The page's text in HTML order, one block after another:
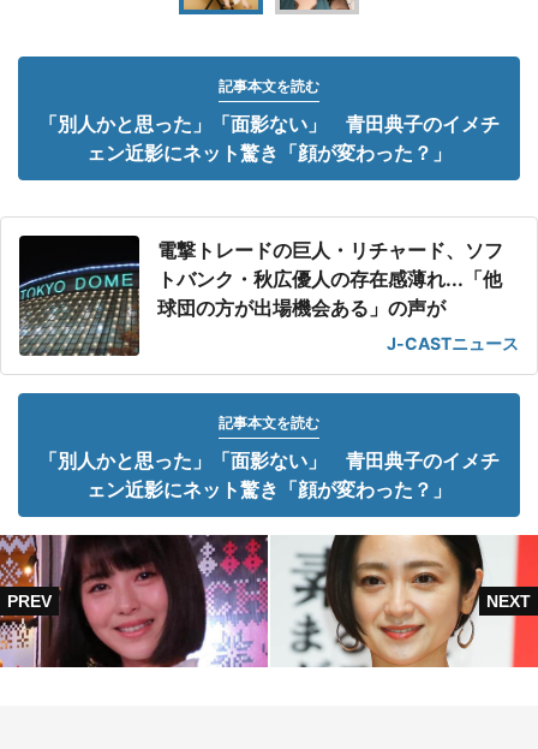
記事本文を読む
「別人かと思った」「面影ない」 青田典子のイメチ
ェン近影にネット驚き「顔が変わった？」
電撃トレードの巨人・リチャード、ソフ
トバンク・秋広優人の存在感薄れ...「他
球団の方が出場機会ある」の声が
J-CASTニュース
記事本文を読む
「別人かと思った」「面影ない」 青田典子のイメチ
ェン近影にネット驚き「顔が変わった？」